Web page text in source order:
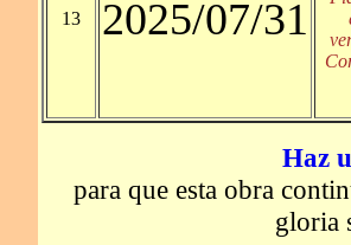
13 2025/07/31
Haz
para que esta obra
gloria